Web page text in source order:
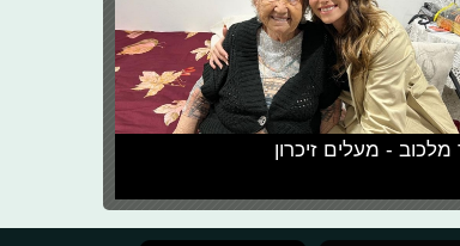
מלכוב - מעלים זיכרון